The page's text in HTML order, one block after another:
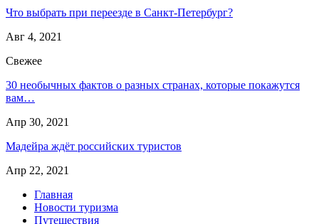
Что выбрать при переезде в Санкт-Петербург?
Авг 4, 2021
Свежее
30 необычных фактов о разных странах, которые покажутся
вам…
Апр 30, 2021
Мадейра ждёт российских туристов
Апр 22, 2021
Главная
Новости туризма
Путешествия